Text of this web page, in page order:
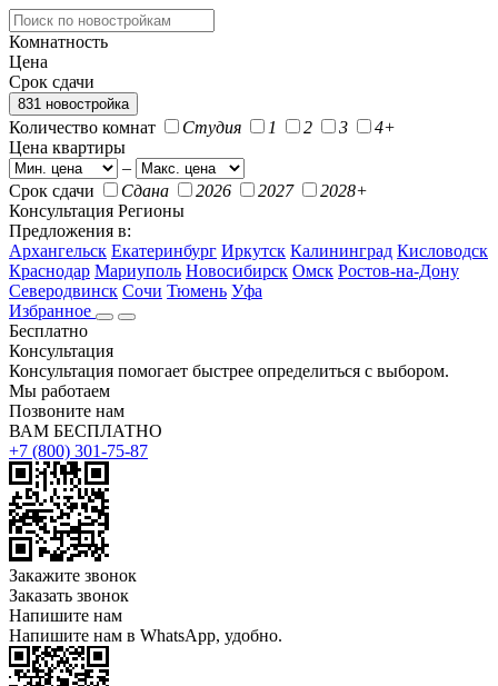
Комнатность
Цена
Срок сдачи
831 новостройка
Количество комнат Студия 1 2 3
4+
Цена квартиры
–
Срок сдачи
Сдана 2026 2027
2028+
Консультация Регионы
Предложения в:
Архангельск Екатеринбург Иркутск Калининград Кисловодск
Краснодар Мариуполь Новосибирск Омск Ростов-на-Дону
Северодвинск Сочи Тюмень Уфа
Избранное
Бесплатно
Консультация
Консультация помогает быстрее определиться с выбором.
Мы работаем
Позвоните нам
ВАМ БЕСПЛАТНО
+7 (800) 301-75-87
Закажите звонок
Заказать звонок
Напишите нам
Напишите нам в WhatsApp, удобно.